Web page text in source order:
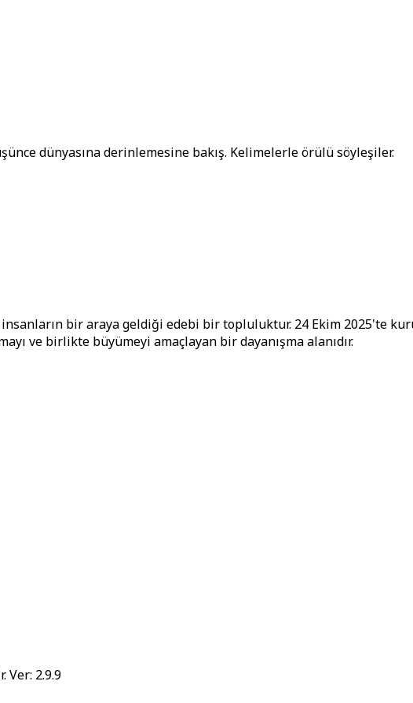
dünyasına derinlemesine bakış. Kelimelerle örülü söyleşiler.
bir araya geldiği edebi bir topluluktur. 24 Ekim 2025'te
ve birlikte büyümeyi amaçlayan bir dayanışma alanıdır.
Ver: 2.9.9